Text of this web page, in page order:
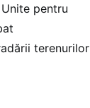
pentru
terenurilor